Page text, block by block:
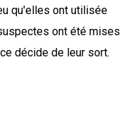
qu'elles ont utilisée
ont été mises
décide de leur sort.